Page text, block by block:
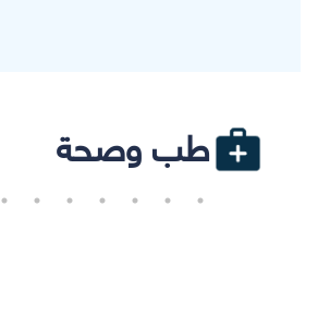
طب وصحة